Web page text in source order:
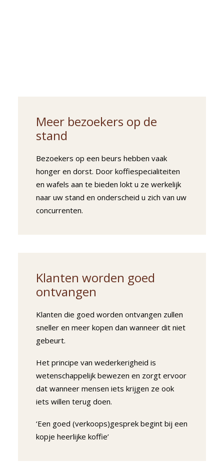
Meer bezoekers op de
stand
Bezoekers op een beurs hebben vaak
honger en dorst. Door koffiespecialiteiten
en wafels aan te bieden lokt u ze werkelijk
naar uw stand en onderscheid u zich van uw
concurrenten.
Klanten worden goed
ontvangen
Klanten die goed worden ontvangen zullen
sneller en meer kopen dan wanneer dit niet
gebeurt.
Het principe van wederkerigheid is
wetenschappelijk bewezen en zorgt ervoor
dat wanneer mensen iets krijgen ze ook
iets willen terug doen.
‘Een goed (verkoops)gesprek begint bij een
kopje heerlijke koffie’